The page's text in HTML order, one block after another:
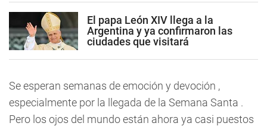
El papa León XIV llega a la
Argentina y ya confirmaron las
ciudades que visitará
Se esperan semanas de emoción y devoción ,
especialmente por la llegada de la Semana Santa .
Pero los ojos del mundo están ahora ya casi puestos